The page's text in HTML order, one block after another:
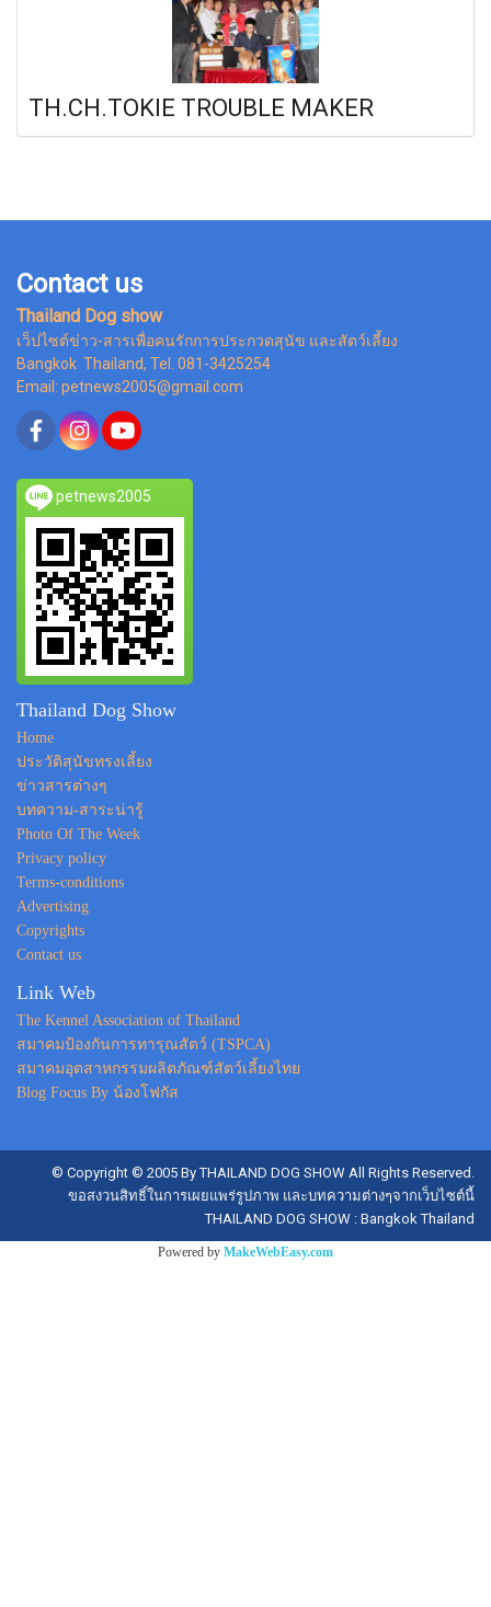
TH.CH.TOKIE TROUBLE MAKER
Contact us
Thailand Dog show
เว็ปไซต์ข่าว-สารเพื่อคนรักการประกวดสุนัข และสัตว์เลี้ยง
Bangkok Thailand, Tel. 081-3425254
Email: petnews2005@gmail.com
petnews2005
Thailand Dog Show
Home
ประวัติสุนัขทรงเลี้ยง
ข่าวสารต่างๆ
บทความ-สาระน่ารู้
Photo Of The Week
Privacy policy
Terms-conditions
Advertising
Copyrights
Contact us
Link Web
The Kennel Association of Thailand
สมาคมป้องกันการทารุณสัตว์ (TSPCA)
สมาคมอุตสาหกรรมผลิตภัณฑ์สัตว์เลี้ยงไทย
Blog Focus By น้องโฟกัส
© Copyright © 2005 By THAILAND DOG SHOW All Rights Reserved.
ขอสงวนสิทธิ์ในการเผยแพร่รูปภาพ และบทความต่างๆจากเว็บไซต์นี้
THAILAND DOG SHOW : Bangkok Thailand
Powered by MakeWebEasy.com